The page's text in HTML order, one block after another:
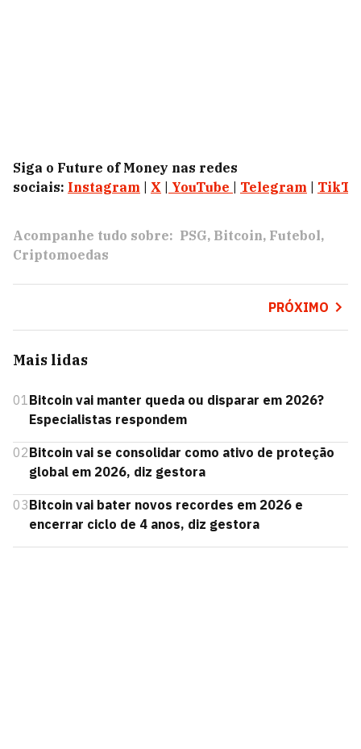
Siga o Future of Money nas redes
sociais: Instagram X YouTube Telegram
Acompanhe tudo sobre: PSG Bitcoin Futebol
Criptomoedas
PRÓXIMO
Mais lidas
01Bitcoin vai manter queda ou disparar em 2026?
Especialistas respondem
02Bitcoin vai se consolidar como ativo de proteção
global em 2026, diz gestora
03Bitcoin vai bater novos recordes em 2026 e
encerrar ciclo de 4 anos, diz gestora